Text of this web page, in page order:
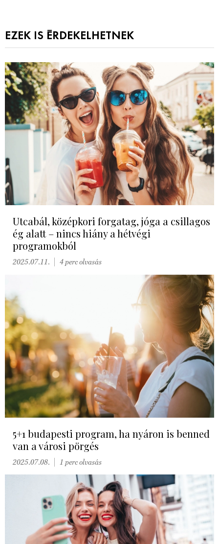
EZEK IS ÉRDEKELHETNEK
Utcabál, középkori forgatag, jóga a csillagos
ég alatt – nincs hiány a hétvégi
programokból
2025.07.11. 4 perc olvasás
5+1 budapesti program, ha nyáron is benned
van a városi pörgés
2025.07.08. 1 perc olvasás